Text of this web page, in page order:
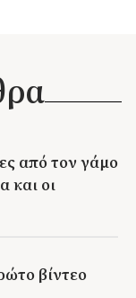
από τον γάμο
και οι
βίντεο